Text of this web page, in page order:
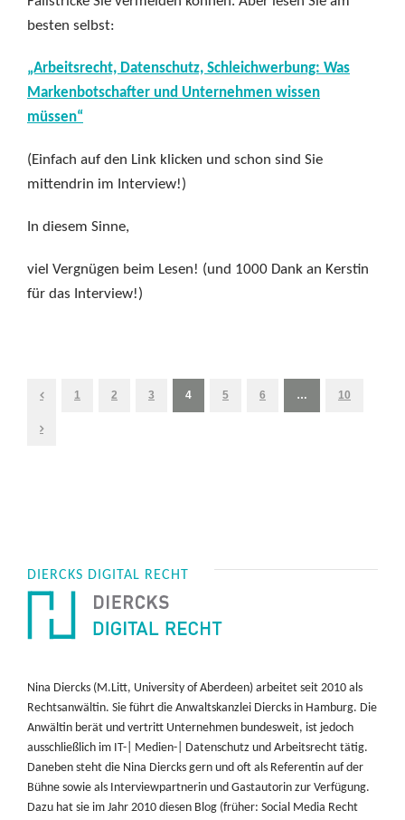
besten selbst:
„Arbeitsrecht, Datenschutz, Schleichwerbung: Was
Markenbotschafter und Unternehmen wissen
müssen“
(Einfach auf den Link klicken und schon sind Sie
mittendrin im Interview!)
In diesem Sinne,
viel Vergnügen beim Lesen! (und 1000 Dank an Kerstin
für das Interview!)
1 2 3 4 5 6 … 10
DIERCKS DIGITAL RECHT
Nina Diercks (M.Litt, University of Aberdeen) arbeitet seit 2010 als
Rechtsanwältin. Sie führt die Anwaltskanzlei Diercks in Hamburg. Die
Anwältin berät und vertritt Unternehmen bundesweit, ist jedoch
ausschließlich im IT-| Medien-| Datenschutz und Arbeitsrecht tätig.
Daneben steht die Nina Diercks gern und oft als Referentin auf der
Bühne sowie als Interviewpartnerin und Gastautorin zur Verfügung.
Dazu hat sie im Jahr 2010 diesen Blog (früher: Social Media Recht